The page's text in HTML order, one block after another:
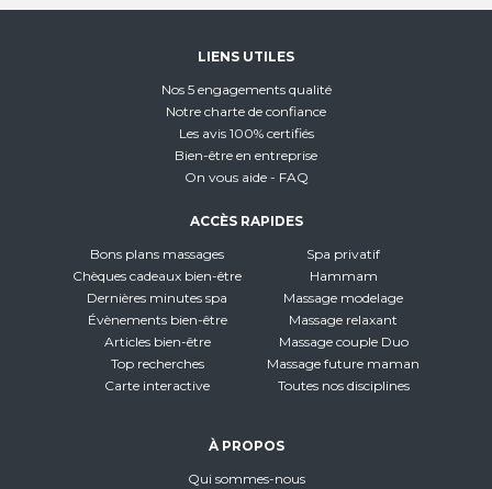
LIENS UTILES
Nos 5 engagements qualité
Notre charte de confiance
Les avis 100% certifiés
Bien-être en entreprise
On vous aide - FAQ
ACCÈS RAPIDES
Bons plans massages
Chèques cadeaux bien-être
Dernières minutes spa
Évènements bien-être
Articles bien-être
Top recherches
Carte interactive
Spa privatif
Hammam
Massage modelage
Massage relaxant
Massage couple Duo
Massage future maman
Toutes nos disciplines
À PROPOS
Qui sommes-nous